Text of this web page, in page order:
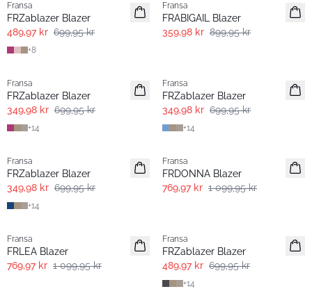
Extended size
Fransa
FRZablazer Blazer
489,97 kr 699,95 kr
+8
Fransa
FRABIGAIL Blazer
359,98 kr 899,95 kr
Extended size
Fransa
FRZablazer Blazer
349,98 kr 699,95 kr
+14
Extended size
Fransa
FRZablazer Blazer
349,98 kr 699,95 kr
+14
Extended size
Fransa
FRZablazer Blazer
349,98 kr 699,95 kr
+14
Fransa
FRDONNA Blazer
769,97 kr 1 099,95 kr
Fransa
FRLEA Blazer
769,97 kr 1 099,95 kr
Extended size
Fransa
FRZablazer Blazer
489,97 kr 699,95 kr
+14